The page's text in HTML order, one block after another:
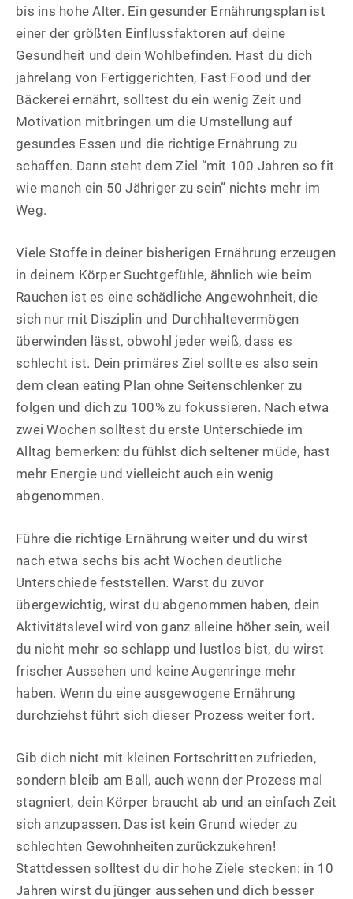
bis ins hohe Alter. Ein gesunder Ernährungsplan ist
einer der größten Einflussfaktoren auf deine
Gesundheit und dein Wohlbefinden. Hast du dich
jahrelang von Fertiggerichten, Fast Food und der
Bäckerei ernährt, solltest du ein wenig Zeit und
Motivation mitbringen um die Umstellung auf
gesundes Essen und die richtige Ernährung zu
schaffen. Dann steht dem Ziel “mit 100 Jahren so fit
wie manch ein 50 Jähriger zu sein” nichts mehr im
Weg.
Viele Stoffe in deiner bisherigen Ernährung erzeugen
in deinem Körper Suchtgefühle, ähnlich wie beim
Rauchen ist es eine schädliche Angewohnheit, die
sich nur mit Disziplin und Durchhaltevermögen
überwinden lässt, obwohl jeder weiß, dass es
schlecht ist. Dein primäres Ziel sollte es also sein
dem clean eating Plan ohne Seitenschlenker zu
folgen und dich zu 100% zu fokussieren. Nach etwa
zwei Wochen solltest du erste Unterschiede im
Alltag bemerken: du fühlst dich seltener müde, hast
mehr Energie und vielleicht auch ein wenig
abgenommen.
Führe die richtige Ernährung weiter und du wirst
nach etwa sechs bis acht Wochen deutliche
Unterschiede feststellen. Warst du zuvor
übergewichtig, wirst du abgenommen haben, dein
Aktivitätslevel wird von ganz alleine höher sein, weil
du nicht mehr so schlapp und lustlos bist, du wirst
frischer Aussehen und keine Augenringe mehr
haben. Wenn du eine ausgewogene Ernährung
durchziehst führt sich dieser Prozess weiter fort.
Gib dich nicht mit kleinen Fortschritten zufrieden,
sondern bleib am Ball, auch wenn der Prozess mal
stagniert, dein Körper braucht ab und an einfach Zeit
sich anzupassen. Das ist kein Grund wieder zu
schlechten Gewohnheiten zurückzukehren!
Stattdessen solltest du dir hohe Ziele stecken: in 10
Jahren wirst du jünger aussehen und dich besser